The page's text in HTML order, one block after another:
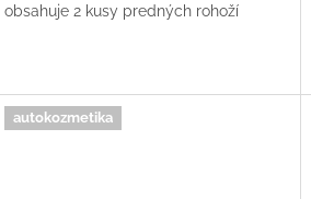
obsahuje 2 kusy predných rohoží
autokozmetika